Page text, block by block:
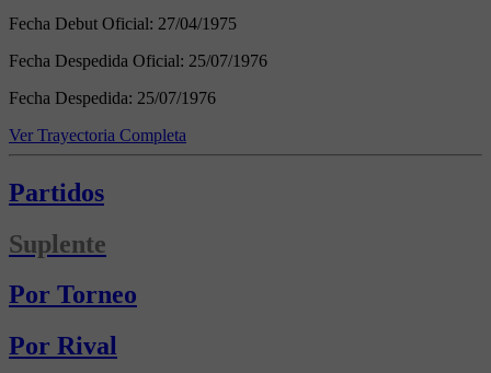
Fecha Debut Oficial: 27/04/1975
Fecha Despedida Oficial: 25/07/1976
Fecha Despedida: 25/07/1976
Ver Trayectoria Completa
Partidos
Suplente
Por Torneo
Por Rival